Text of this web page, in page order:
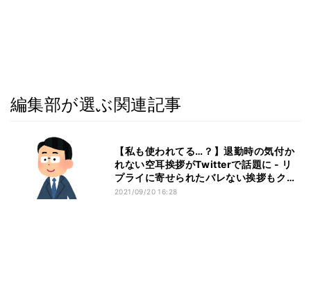
編集部が選ぶ関連記事
【私も使われてる…？】退勤時の気付か
れない空耳挨拶がTwitterで話題に - リ
プライに寄せられたバレない挨拶もクオ
リティが高すぎた
2021/09/20 16:28